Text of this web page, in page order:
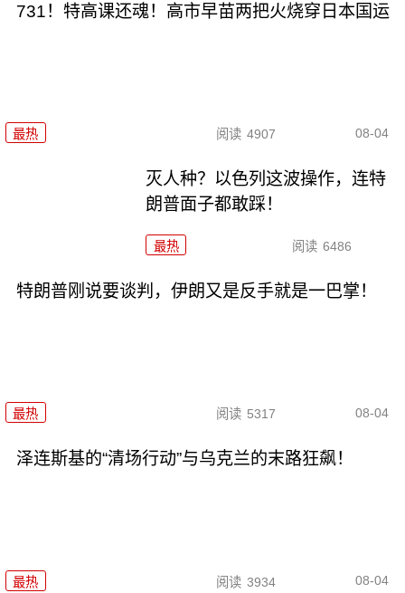
731！特高课还魂！高市早苗两把火烧穿日本国运
最热 阅读 4907 08-04
灭人种？以色列这波操作，连特
朗普面子都敢踩！
最热 阅读 6486
特朗普刚说要谈判，伊朗又是反手就是一巴掌！
最热 阅读 5317 08-04
泽连斯基的“清场行动”与乌克兰的末路狂飙！
最热 阅读 3934 08-04